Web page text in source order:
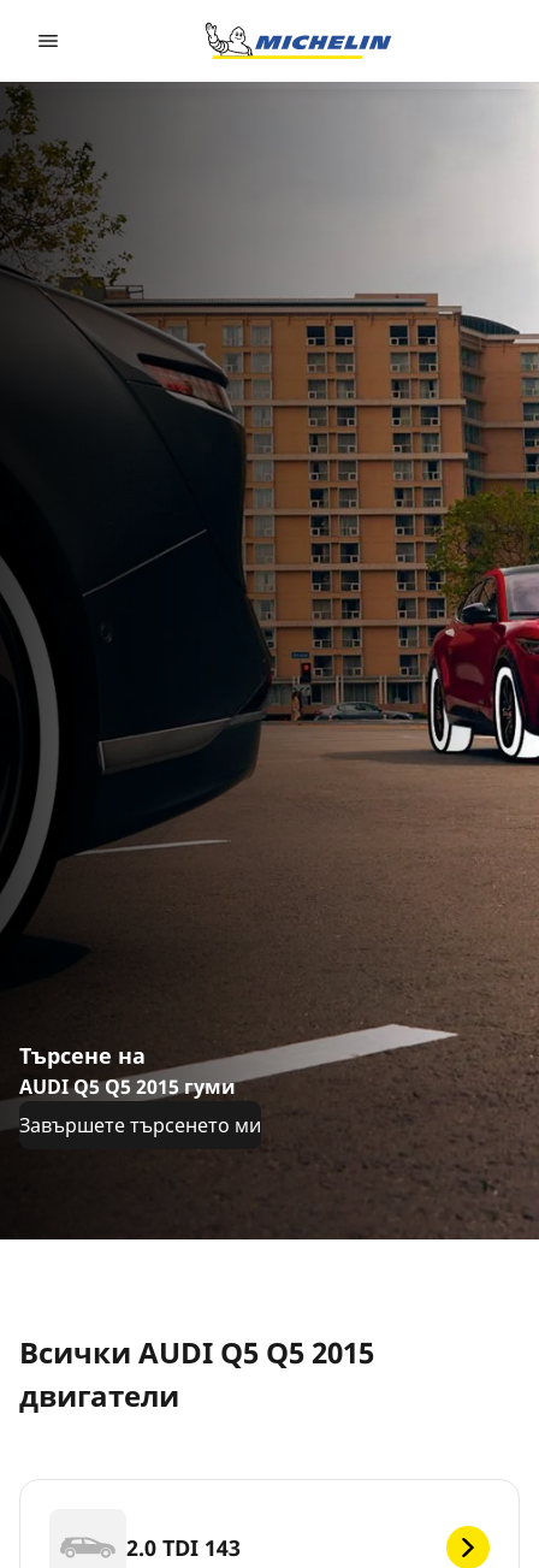
Търсене на
AUDI Q5 Q5 2015 гуми
Завършете търсенето ми
Всички AUDI Q5 Q5 2015
двигатели
2.0 TDI 143